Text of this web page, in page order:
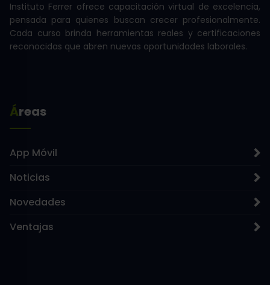
Instituto Ferrer ofrece capacitación virtual de excelencia,
pensada para quienes buscan crecer profesionalmente.
Cada curso brinda herramientas reales y certificaciones
reconocidas que abren nuevas oportunidades laborales.
Áreas
App Móvil
Noticias
Novedades
Ventajas